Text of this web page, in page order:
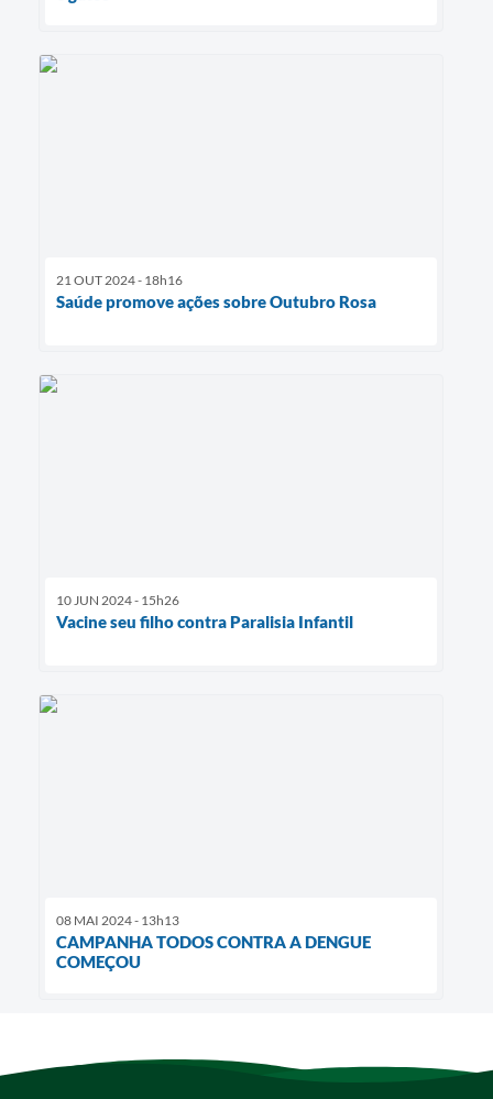
21 OUT 2024 - 18h16
Saúde promove ações sobre Outubro Rosa
10 JUN 2024 - 15h26
Vacine seu filho contra Paralisia Infantil
08 MAI 2024 - 13h13
CAMPANHA TODOS CONTRA A DENGUE
COMEÇOU